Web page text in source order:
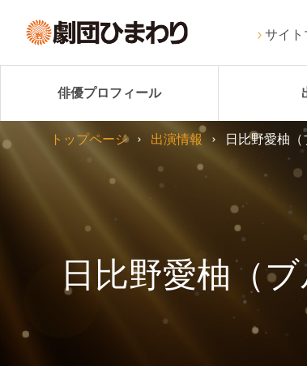
サイト
俳優プロフィール
日比野愛柚（
トップページ 出演情報 日比野愛柚